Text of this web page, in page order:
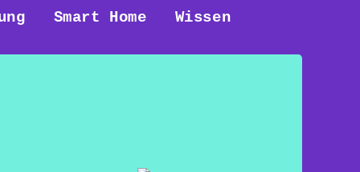
Smart Home Wissen